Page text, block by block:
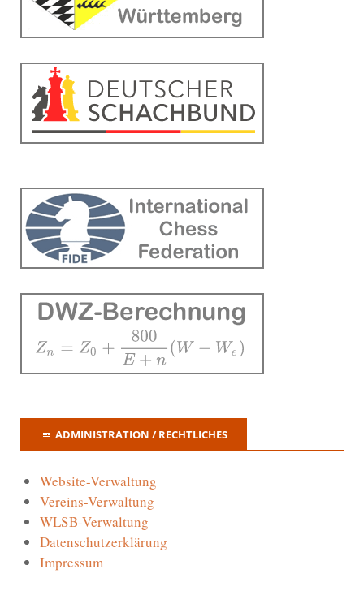
ADMINISTRATION / RECHTLICHES
Website-Verwaltung
Vereins-Verwaltung
WLSB-Verwaltung
Datenschutzerklärung
Impressum